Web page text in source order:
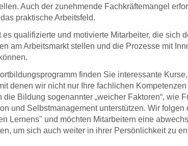
Auch der zunehmende Fachkräftemangel
praktische Arbeitsfeld.
es qualifizierte und motivierte Mitarbeiter, die sich
am Arbeitsmarkt stellen und die Prozesse mit
finden Sie interessante
denen wir nicht nur Ihre fachlichen
die Bildung sogenannter „weicher Faktoren“, wie
und Selbstmanagement unterstützen. Wir folgen
Lernens" und möchten Mitarbeitern eine
um sich auch weiter in ihrer Persönlichkeit zu